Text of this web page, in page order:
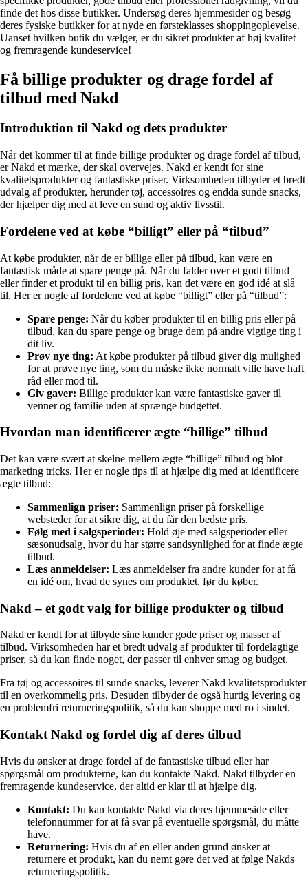
finde det hos disse butikker. Undersøg deres hjemmesider og besøg
deres fysiske butikker for at nyde en førsteklasses shoppingoplevelse.
Uanset hvilken butik du vælger, er du sikret produkter af høj kvalitet
og fremragende kundeservice!
Få billige produkter og drage fordel af
tilbud med Nakd
Introduktion til Nakd og dets produkter
Når det kommer til at finde billige produkter og drage fordel af tilbud,
er Nakd et mærke, der skal overvejes. Nakd er kendt for sine
kvalitetsprodukter og fantastiske priser. Virksomheden tilbyder et bredt
udvalg af produkter, herunder tøj, accessoires og endda sunde snacks,
der hjælper dig med at leve en sund og aktiv livsstil.
Fordelene ved at købe “billigt” eller på “tilbud”
At købe produkter, når de er billige eller på tilbud, kan være en
fantastisk måde at spare penge på. Når du falder over et godt tilbud
eller finder et produkt til en billig pris, kan det være en god idé at slå
til. Her er nogle af fordelene ved at købe “billigt” eller på “tilbud”:
Spare penge: Når du køber produkter til en billig pris eller på
tilbud, kan du spare penge og bruge dem på andre vigtige ting i
dit liv.
Prøv nye ting: At købe produkter på tilbud giver dig mulighed
for at prøve nye ting, som du måske ikke normalt ville have haft
råd eller mod til.
Giv gaver: Billige produkter kan være fantastiske gaver til
venner og familie uden at sprænge budgettet.
Hvordan man identificerer ægte “billige” tilbud
Det kan være svært at skelne mellem ægte “billige” tilbud og blot
marketing tricks. Her er nogle tips til at hjælpe dig med at identificere
ægte tilbud:
Sammenlign priser: Sammenlign priser på forskellige
websteder for at sikre dig, at du får den bedste pris.
Følg med i salgsperioder: Hold øje med salgsperioder eller
sæsonudsalg, hvor du har større sandsynlighed for at finde ægte
tilbud.
Læs anmeldelser: Læs anmeldelser fra andre kunder for at få
en idé om, hvad de synes om produktet, før du køber.
Nakd – et godt valg for billige produkter og tilbud
Nakd er kendt for at tilbyde sine kunder gode priser og masser af
tilbud. Virksomheden har et bredt udvalg af produkter til fordelagtige
priser, så du kan finde noget, der passer til enhver smag og budget.
Fra tøj og accessoires til sunde snacks, leverer Nakd kvalitetsprodukter
til en overkommelig pris. Desuden tilbyder de også hurtig levering og
en problemfri returneringspolitik, så du kan shoppe med ro i sindet.
Kontakt Nakd og fordel dig af deres tilbud
Hvis du ønsker at drage fordel af de fantastiske tilbud eller har
spørgsmål om produkterne, kan du kontakte Nakd. Nakd tilbyder en
fremragende kundeservice, der altid er klar til at hjælpe dig.
Kontakt: Du kan kontakte Nakd via deres hjemmeside eller
telefonnummer for at få svar på eventuelle spørgsmål, du måtte
have.
Returnering: Hvis du af en eller anden grund ønsker at
returnere et produkt, kan du nemt gøre det ved at følge Nakds
returneringspolitik.